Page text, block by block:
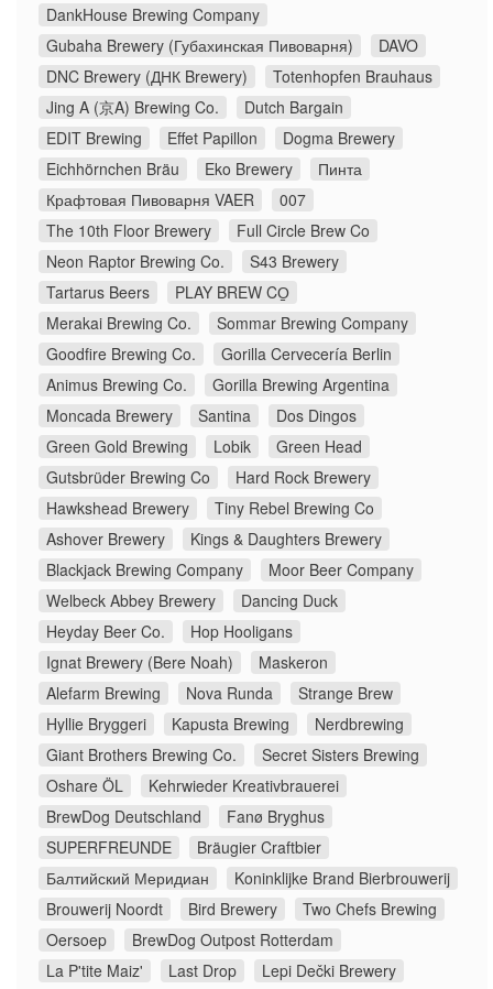
DankHouse Brewing Company
Gubaha Brewery (Губахинская Пивоварня)
DAVO
DNC Brewery (ДНК Brewery)
Totenhopfen Brauhaus
Jing A (京A) Brewing Co.
Dutch Bargain
EDIT Brewing
Effet Papillon
Dogma Brewery
Eichhörnchen Bräu
Eko Brewery
Пинта
Крафтовая Пивоварня VAER
007
The 10th Floor Brewery
Full Circle Brew Co
Neon Raptor Brewing Co.
S43 Brewery
Tartarus Beers
PLAY BREW CO̠
Merakai Brewing Co.
Sommar Brewing Company
Goodfire Brewing Co.
Gorilla Cervecería Berlin
Animus Brewing Co.
Gorilla Brewing Argentina
Moncada Brewery
Santina
Dos Dingos
Green Gold Brewing
Lobik
Green Head
Gutsbrüder Brewing Co
Hard Rock Brewery
Hawkshead Brewery
Tiny Rebel Brewing Co
Ashover Brewery
Kings & Daughters Brewery
Blackjack Brewing Company
Moor Beer Company
Welbeck Abbey Brewery
Dancing Duck
Heyday Beer Co.
Hop Hooligans
Ignat Brewery (Bere Noah)
Maskeron
Alefarm Brewing
Nova Runda
Strange Brew
Hyllie Bryggeri
Kapusta Brewing
Nerdbrewing
Giant Brothers Brewing Co.
Secret Sisters Brewing
Oshare ÖL
Kehrwieder Kreativbrauerei
BrewDog Deutschland
Fanø Bryghus
SUPERFREUNDE
Bräugier Craftbier
Балтийский Меридиан
Koninklijke Brand Bierbrouwerij
Brouwerij Noordt
Bird Brewery
Two Chefs Brewing
Oersoep
BrewDog Outpost Rotterdam
La P'tite Maiz'
Last Drop
Lepi Dečki Brewery